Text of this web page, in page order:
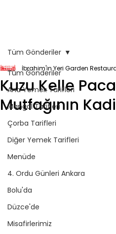
Tüm Gönderiler
Ana Yemek Tarifleri
Mangal Tarifleri
Çorba Tarifleri
Diğer Yemek Tarifleri
Menüde
4. Ordu Günleri Ankara
Bolu'da
Düzce'de
Misafirlerimiz
Tüm Gönderiler
Kuzu Kelle
Mutfağının
İbrahim'in Yeri Garden